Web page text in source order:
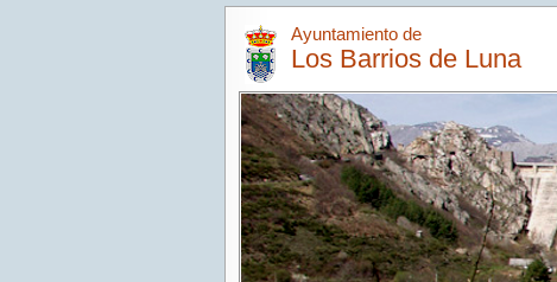
Ayuntamiento de
Los Barrios de Luna